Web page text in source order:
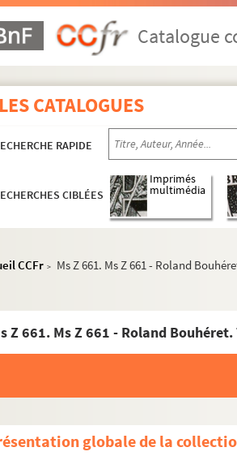
Catalogue
LES CATALOGUES
RAPIDE
CIBLÉES
Imprimés
multimédia
CCFr > Ms Z 661. Ms Z 661 - Roland
Z 661. Ms Z 661 - Roland
globale de la